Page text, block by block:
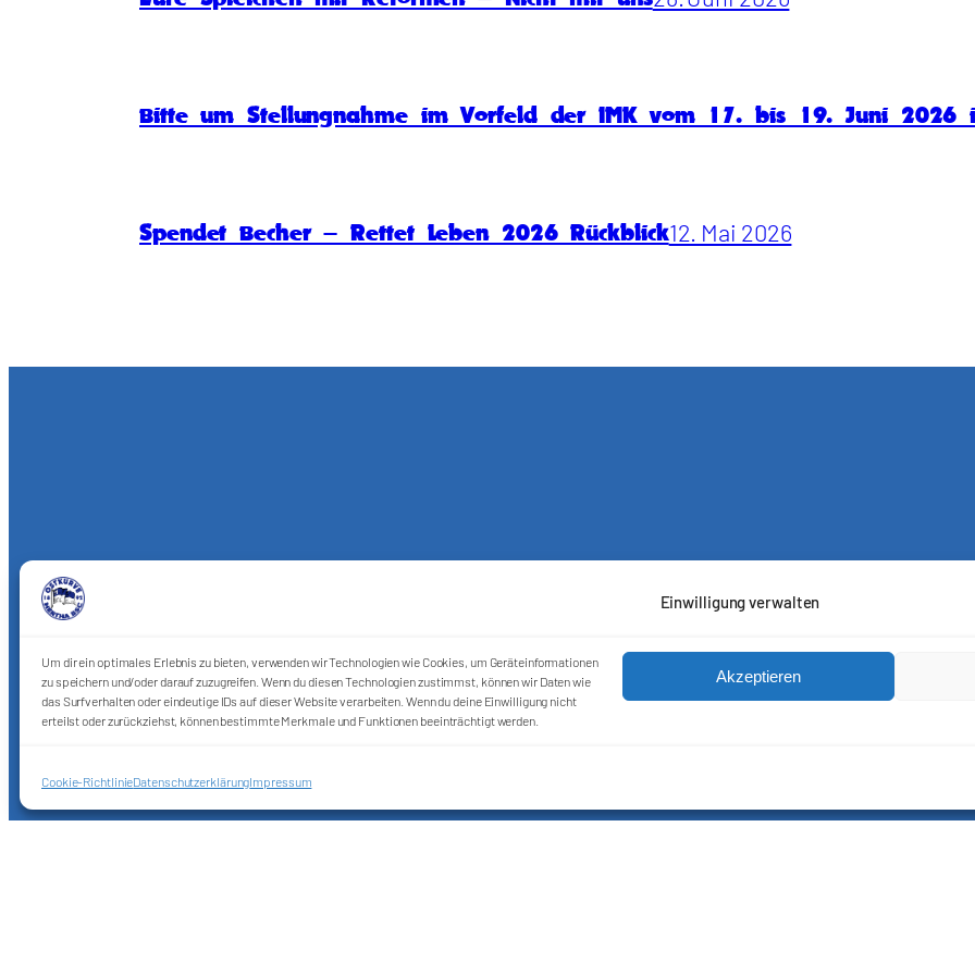
Einwilligung verwalten
Um dir ein optimales Erlebnis zu bieten, verwenden wir Technologien wie Cookies, um Geräteinformationen
zu speichern und/oder darauf zuzugreifen. Wenn du diesen Technologien zustimmst, können wir Daten wie
das Surfverhalten oder eindeutige IDs auf dieser Website verarbeiten. Wenn du deine Einwilligung nicht
erteilst oder zurückziehst, können bestimmte Merkmale und Funktionen beeinträchtigt werden.
Akzeptieren
Cookie-RichtlinieDatenschutzerklärungImpressum
Bitte um Stellungnahme im Vorfeld der IMK vom 17. bis 19. Juni 2026
Spendet Becher – Rettet Leben 2026 Rückblick12. Mai 2026